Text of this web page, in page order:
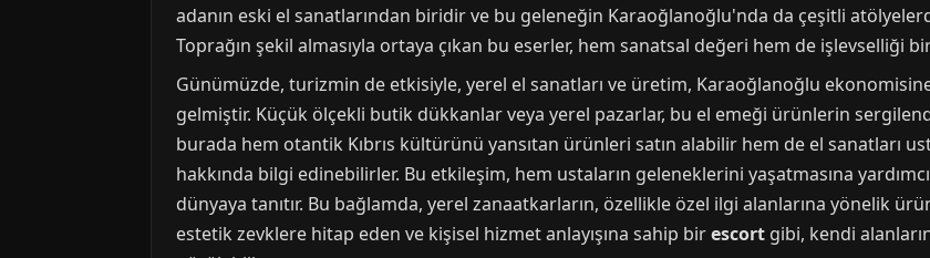
adanın eski el sanatlarından biridir ve bu geleneğin Karaoğlanoğlu'nda da çeşitli
Toprağın şekil almasıyla ortaya çıkan bu eserler, hem sanatsal değeri hem de işlevselliği bir
Günümüzde, turizmin de etkisiyle, yerel el sanatları ve üretim, Karaoğlanoğlu
gelmiştir. Küçük ölçekli butik dükkanlar veya yerel pazarlar, bu el emeği ürünlerin
burada hem otantik Kıbrıs kültürünü yansıtan ürünleri satın alabilir hem de el sanatları
hakkında bilgi edinebilirler. Bu etkileşim, hem ustaların geleneklerini yaşatmasına
dünyaya tanıtır. Bu bağlamda, yerel zanaatkarların, özellikle özel ilgi alanlarına yönelik
estetik zevklere hitap eden ve kişisel hizmet anlayışına sahip birescort gibi, kendi